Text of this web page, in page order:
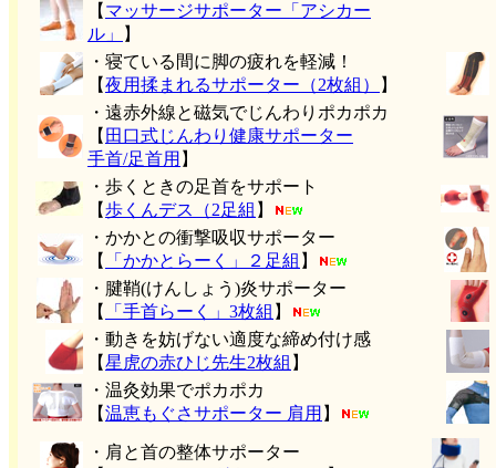
【 マッサージサポーター「アシカー
ル」
】
・寝ている間に脚の疲れを軽減！
【夜用揉まれるサポーター（2枚組） 】
・遠赤外線と磁気でじんわりポカポカ
【 田口式じんわり健康サポーター
手首/足首用 】
・歩くときの足首をサポート
【歩くんデス（2足組 】
・かかとの衝撃吸収サポーター
【
「かかとらーく」２足組 】
・腱鞘(けんしょう)炎サポーター
【
「手首らーく」3枚組 】
・動きを妨げない適度な締め付け感
【星虎の赤ひじ先生2枚組 】
・温灸効果でポカポカ
【温恵もぐさサポーター 肩用 】
・肩と首の整体サポーター